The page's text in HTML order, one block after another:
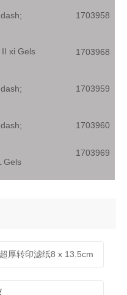
1703958
xi Gels 1703968
1703959
1703960
Gels
1703969